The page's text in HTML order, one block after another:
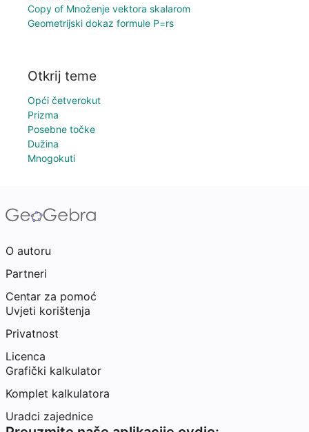
Copy of Množenje vektora skalarom
Geometrijski dokaz formule P=rs
Otkrij teme
Opći četverokut
Prizma
Posebne točke
Dužina
Mnogokuti
O autoru
Partneri
Centar za pomoć
Uvjeti korištenja
Privatnost
Licenca
Grafički kalkulator
Komplet kalkulatora
Uradci zajednice